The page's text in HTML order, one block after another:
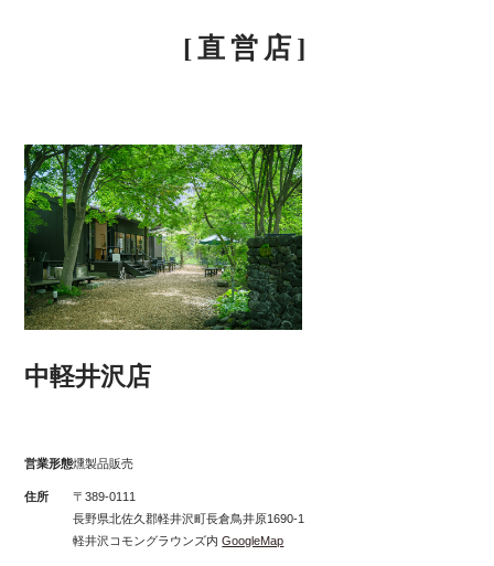
[直営店]
中軽井沢店
営業形態燻製品販売
住所
〒389-0111
長野県北佐久郡軽井沢町長倉鳥井原1690-1
軽井沢コモングラウンズ内GoogleMap